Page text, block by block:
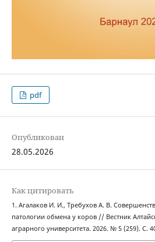
pdf
Опубликован
28.05.2026
Как цитировать
1. Агалаков И. И., Требухов А. В.
патологии обмена у коров // Вестник
аграрного университета. 2026. № 5 (259). С.